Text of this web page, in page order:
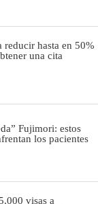
hasta en 50%
una cita
Fujimori: estos
los pacientes
visas a